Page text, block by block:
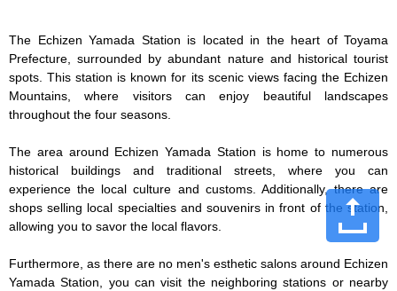
The Echizen Yamada Station is located in the heart of Toyama
Prefecture, surrounded by abundant nature and historical tourist
spots. This station is known for its scenic views facing the Echizen
Mountains, where visitors can enjoy beautiful landscapes
throughout the four seasons.
The area around Echizen Yamada Station is home to numerous
historical buildings and traditional streets, where you can
experience the local culture and customs. Additionally, there are
shops selling local specialties and souvenirs in front of the station,
allowing you to savor the local flavors.
Furthermore, as there are no men's esthetic salons around Echizen
Yamada Station, you can visit the neighboring stations or nearby